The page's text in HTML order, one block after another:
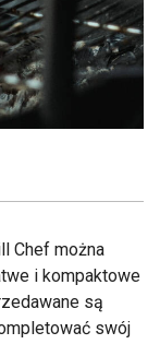
Chef można
i kompaktowe
są
swój